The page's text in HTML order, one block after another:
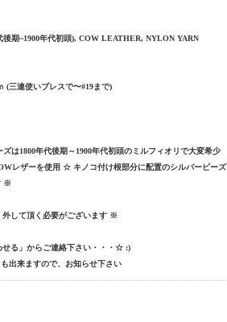
期~1900年代初頭), COW LEATHER, NYLON YARN
(三連使いブレスで〜#19まで)
は1800年代後期～1900年代初頭のミルフィオリで大変希少
レザーを使用 ☆ キノコ付け根部分に配置のシルバービーズ
※
して頂く必要がございます ※
る」からご連絡下さい・・・☆ :)
出来ますので、お知らせ下さい